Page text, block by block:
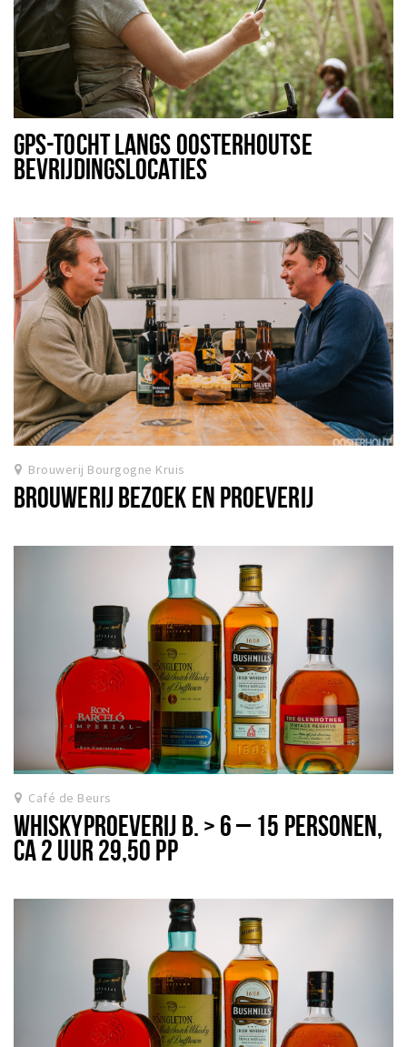
GPS-TOCHT LANGS OOSTERHOUTSE
BEVRIJDINGSLOCATIES
Brouwerij Bourgogne Kruis
BROUWERIJ BEZOEK EN PROEVERIJ
Café de Beurs
WHISKYPROEVERIJ B. > 6 – 15 PERSONEN,
CA 2 UUR 29,50 PP